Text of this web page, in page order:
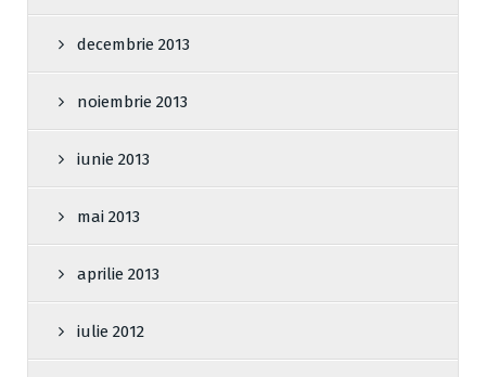
decembrie 2013
noiembrie 2013
iunie 2013
mai 2013
aprilie 2013
iulie 2012